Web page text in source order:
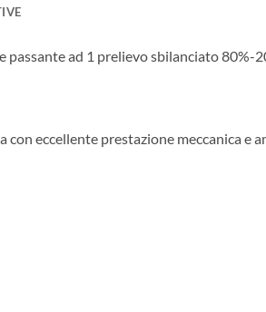
ad 1 prelievo sbilanciato 80%-
con eccellente prestazione meccanica e